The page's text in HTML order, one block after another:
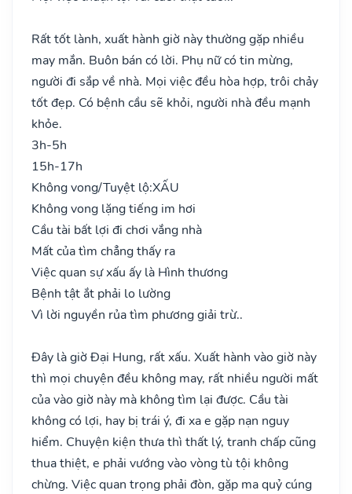
Rất tốt lành, xuất hành giờ này thường gặp nhiều
may mắn. Buôn bán có lời. Phụ nữ có tin mừng,
người đi sắp về nhà. Mọi việc đều hòa hợp, trôi chảy
tốt đẹp. Có bệnh cầu sẽ khỏi, người nhà đều mạnh
khỏe.
3h-5h
15h-17h
Không vong/Tuyệt lộ:XẤU
Không vong lặng tiếng im hơi
Cầu tài bất lợi đi chơi vắng nhà
Mất của tìm chẳng thấy ra
Việc quan sự xấu ấy là Hình thương
Bệnh tật ắt phải lo lường
Vì lời nguyền rủa tìm phương giải trừ..
Đây là giờ Đại Hung, rất xấu. Xuất hành vào giờ này
thì mọi chuyện đều không may, rất nhiều người mất
của vào giờ này mà không tìm lại được. Cầu tài
không có lợi, hay bị trái ý, đi xa e gặp nạn nguy
hiểm. Chuyện kiện thưa thì thất lý, tranh chấp cũng
thua thiệt, e phải vướng vào vòng tù tội không
chừng. Việc quan trọng phải đòn, gặp ma quỷ cúng